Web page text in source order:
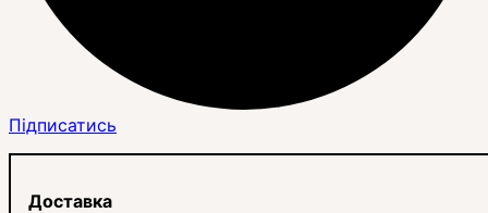
Підписатись
Доставка